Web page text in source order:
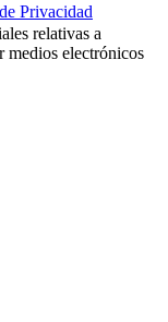
Privacidad
relativas a
medios electrónicos